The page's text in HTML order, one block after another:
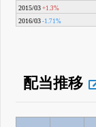
2015/03 +1.3%
2016/03 -1.71%
配当推移